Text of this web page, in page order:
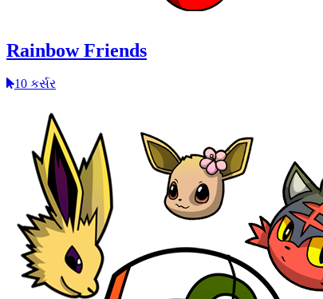
Rainbow Friends
10 કર્સર